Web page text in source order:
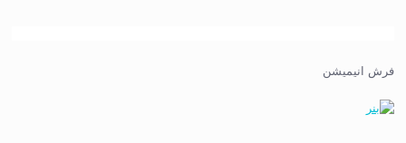
فرش انیمیشن